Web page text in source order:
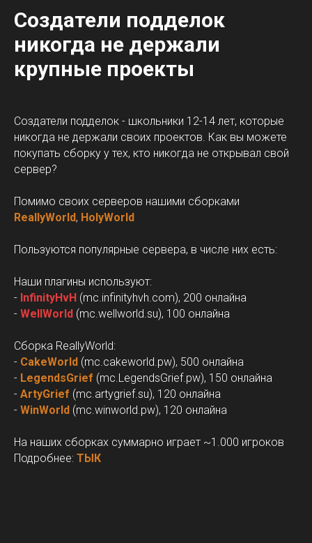
Создатели подделок
никогда не держали
крупные проекты
Создатели подделок - школьники 12-14 лет, которые
никогда не держали своих проектов. Как вы можете
покупать сборку у тех, кто никогда не открывал свой
сервер?
Помимо своих серверов нашими сборками
ReallyWorld, HolyWorld
Пользуются популярные сервера, в числе них есть:
Наши плагины используют:
- InfinityHvH (mc.infinityhvh.com), 200 онлайна
- WellWorld (mc.wellworld.su), 100 онлайна
Сборка ReallyWorld:
- CakeWorld (mc.cakeworld.pw), 500 онлайна
- LegendsGrief (mc.LegendsGrief.pw), 150 онлайна
- ArtyGrief (mc.artygrief.su), 120 онлайна
- WinWorld (mc.winworld.pw), 120 онлайна
На наших сборках суммарно играет ~1.000 игроков
Подробнее: ТЫК